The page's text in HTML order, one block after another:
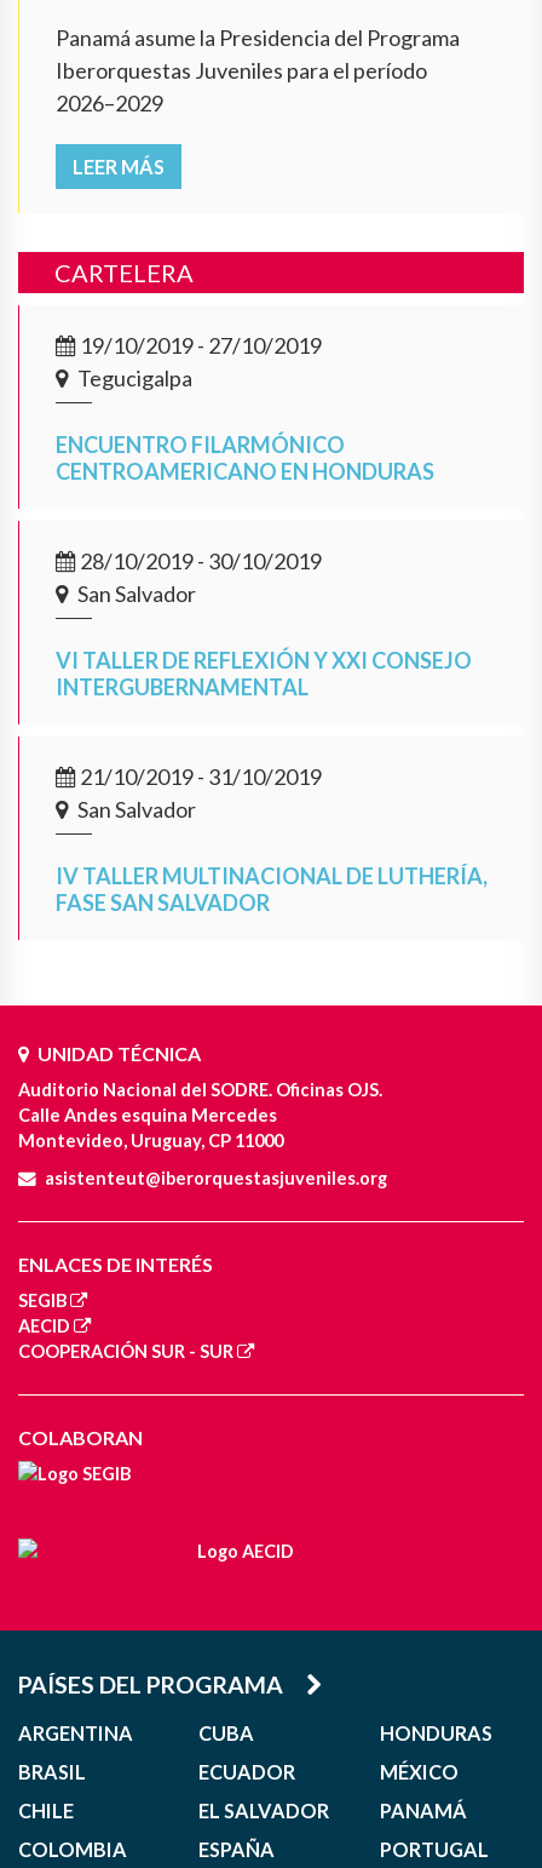
Panamá asume la Presidencia del Programa
Iberorquestas Juveniles para el período
2026–2029
LEER MÁS
CARTELERA
19/10/2019 - 27/10/2019
Tegucigalpa
ENCUENTRO FILARMÓNICO
CENTROAMERICANO EN HONDURAS
28/10/2019 - 30/10/2019
San Salvador
VI TALLER DE REFLEXIÓN Y XXI CONSEJO
INTERGUBERNAMENTAL
21/10/2019 - 31/10/2019
San Salvador
IV TALLER MULTINACIONAL DE LUTHERÍA,
FASE SAN SALVADOR
UNIDAD TÉCNICA
Auditorio Nacional del SODRE. Oficinas OJS.
Calle Andes esquina Mercedes
Montevideo, Uruguay, CP 11000
asistenteut@iberorquestasjuveniles.org
ENLACES DE INTERÉS
SEGIB
AECID
COOPERACIÓN SUR - SUR
COLABORAN
PAÍSES DEL PROGRAMA
ARGENTINA
BRASIL
CHILE
COLOMBIA
CUBA
ECUADOR
EL SALVADOR
ESPAÑA
HONDURAS
MÉXICO
PANAMÁ
PORTUGAL